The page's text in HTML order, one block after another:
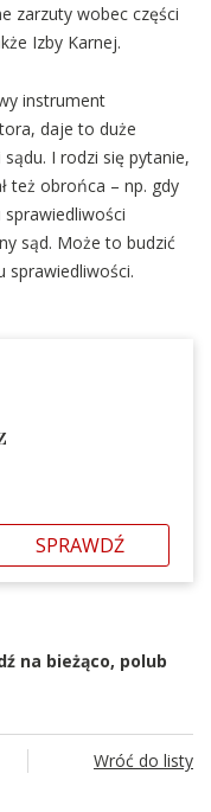
zarzuty wobec części
Izby Karnej.
instrument
daje to duże
I rodzi się pytanie,
też obrońca – np. gdy
sąd. Może to budzić
sprawiedliwości.
SPRAWDŹ
na bieżąco, polub
Wróć do listy